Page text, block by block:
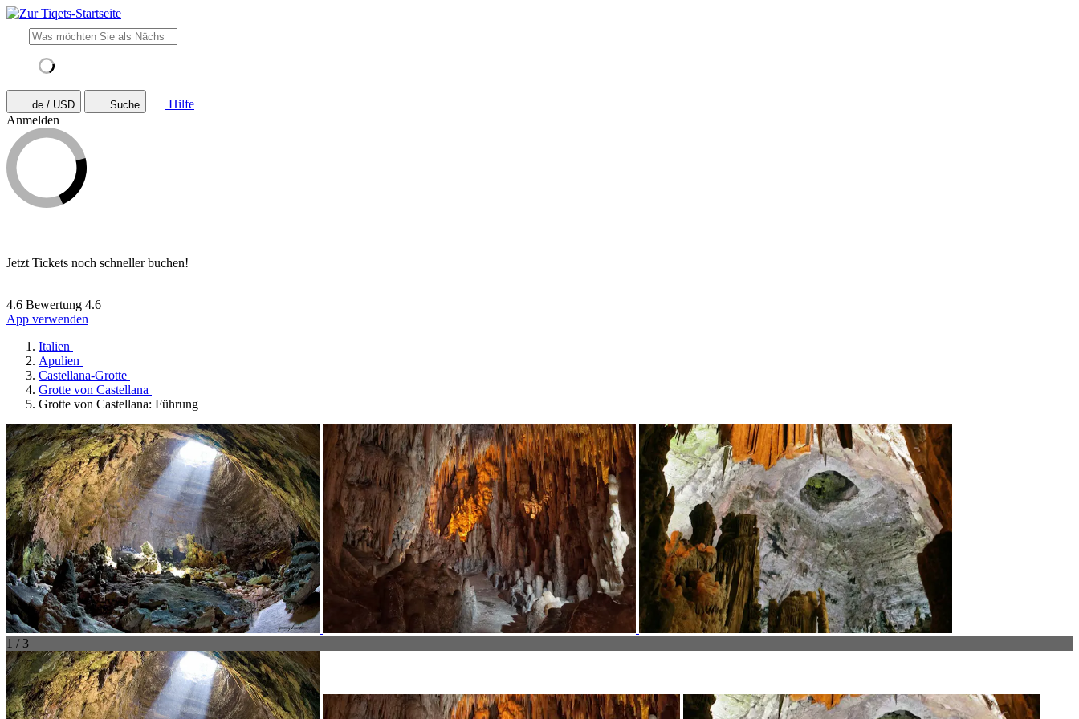
de / USD Suche
Hilfe
Anmelden
Jetzt Tickets noch schneller buchen!
4.6 Bewertung 4.6
App verwenden
Italien
Apulien
Castellana-Grotte
Grotte von Castellana
Grotte von Castellana: Führung
1 / 3